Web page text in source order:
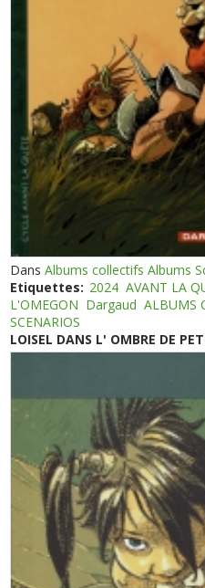
DansAlbums collectifs Albums
Etiquettes: 2024 AVANT LA
L'OMEGON Dargaud ALBUMS
SCENARIOS
LOISEL DANS L' OMBRE DE